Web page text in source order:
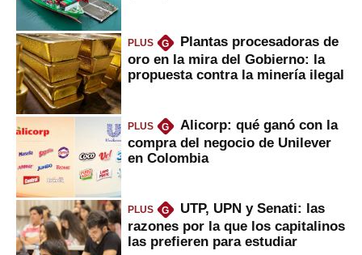
PLUS G
Plantas procesadoras de
oro en la mira del Gobierno: la
propuesta contra la minería ilegal
PLUS G
Alicorp: qué ganó con la
compra del negocio de Unilever
en Colombia
PLUS G
UTP, UPN y Senati: las
razones por la que los capitalinos
las prefieren para estudiar